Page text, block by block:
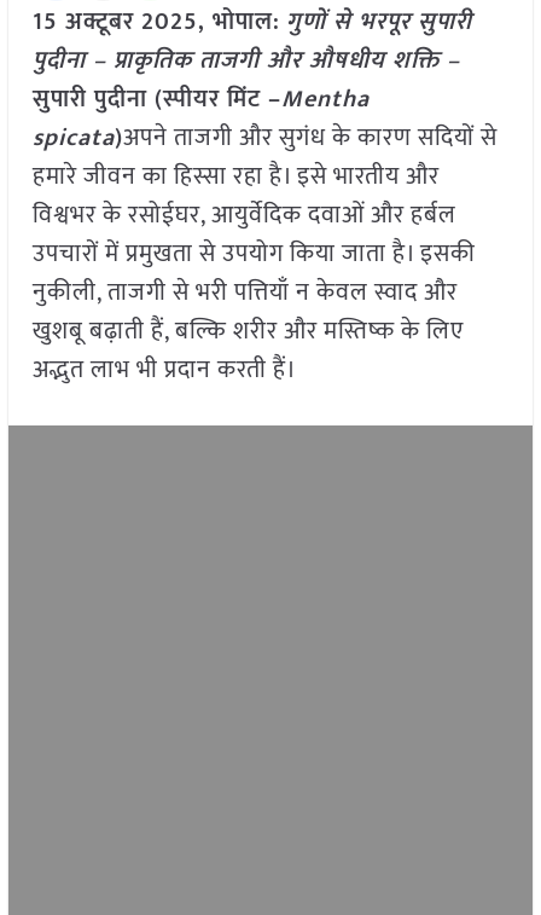
15 अक्टूबर 2025, भोपाल: गुणों से भरपूर सुपारी
पुदीना – प्राकृतिक ताजगी और औषधीय शक्ति –
सुपारी पुदीना (स्पीयर मिंट –Mentha
spicata)अपने ताजगी और सुगंध के कारण सदियों से
हमारे जीवन का हिस्सा रहा है। इसे भारतीय और
विश्वभर के रसोईघर, आयुर्वेदिक दवाओं और हर्बल
उपचारों में प्रमुखता से उपयोग किया जाता है। इसकी
नुकीली, ताजगी से भरी पत्तियाँ न केवल स्वाद और
खुशबू बढ़ाती हैं, बल्कि शरीर और मस्तिष्क के लिए
अद्भुत लाभ भी प्रदान करती हैं।